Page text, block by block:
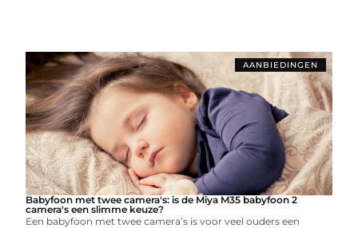
AANBIEDINGEN
Babyfoon met twee camera's: is de Miya M35 babyfoon 2
camera's een slimme keuze?
Een babyfoon met twee camera’s is voor veel ouders een